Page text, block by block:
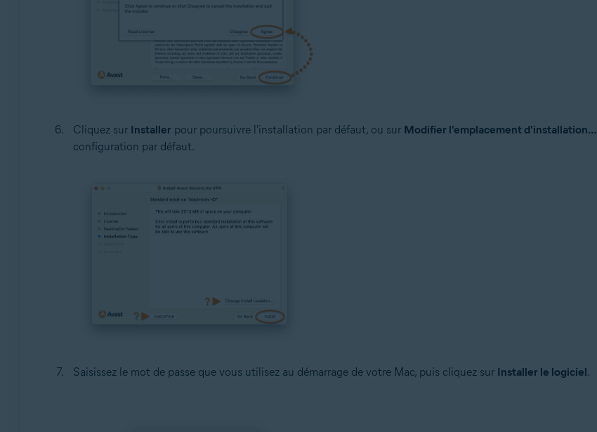
Cliquez sur Installer pour poursuivre l'installation par défaut, ou sur Modifier l'emplacement d'installation…
configuration par défaut.
Saisissez le mot de passe que vous utilisez au démarrage de votre Mac, puis cliquez sur Installer le logiciel.